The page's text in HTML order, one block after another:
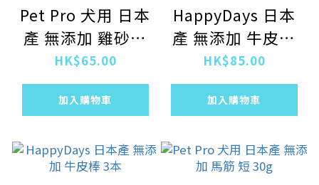
Pet Pro 犬用 日本
產 無添加 雞砂肝
細切 55g
HK$65.00
加入購物車
HappyDays 日本
產 無添加 牛皮棒
5本
HK$85.00
加入購物車